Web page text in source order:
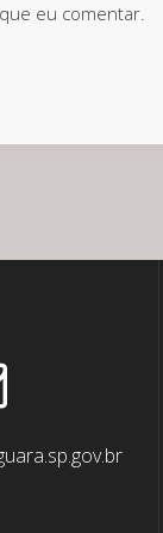
eu comentar.